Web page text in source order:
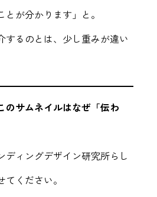
が分かります」と。
するのとは、少し重みが違い
のサムネイルはなぜ「伝わ
ディングデザイン研究所らし
ください。
：このサムネイルはなぜ「伝わ
ら学べること